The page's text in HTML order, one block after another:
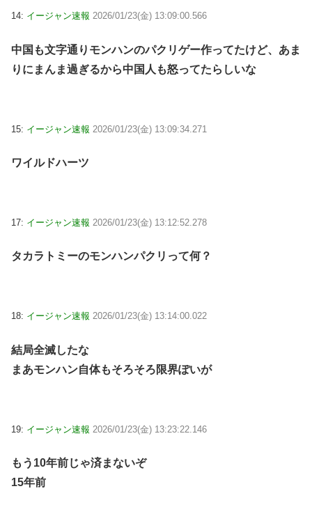
14: イージャン速報 2026/01/23(金) 13:09:00.566
中国も文字通りモンハンのパクリゲー作ってたけど、あま
りにまんま過ぎるから中国人も怒ってたらしいな
15: イージャン速報 2026/01/23(金) 13:09:34.271
ワイルドハーツ
17: イージャン速報 2026/01/23(金) 13:12:52.278
タカラトミーのモンハンパクリって何？
18: イージャン速報 2026/01/23(金) 13:14:00.022
結局全滅したな
まあモンハン自体もそろそろ限界ぽいが
19: イージャン速報 2026/01/23(金) 13:23:22.146
もう10年前じゃ済まないぞ
15年前